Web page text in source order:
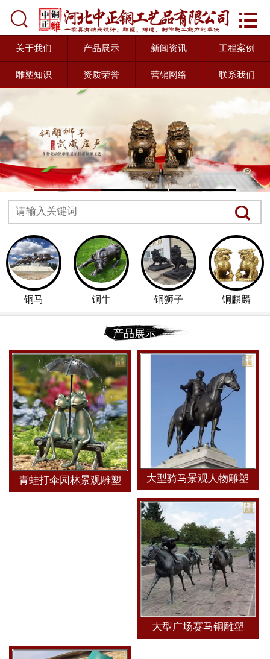
 首页
关于我们
产品展示
工程案例
雕塑知识
营销网络
联系我们


关于我们 产品展示 新闻资讯 工程案例
雕塑知识 资质荣誉 营销网络 联系我们
铜马 铜牛 铜狮子 铜麒麟
产品展示
青蛙打伞园林景观雕塑 大型骑马景观人物雕塑
大型广场赛马铜雕塑